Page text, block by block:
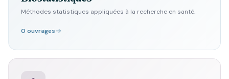
Méthodes statistiques appliquées à la recherche en santé.
0 ouvrages